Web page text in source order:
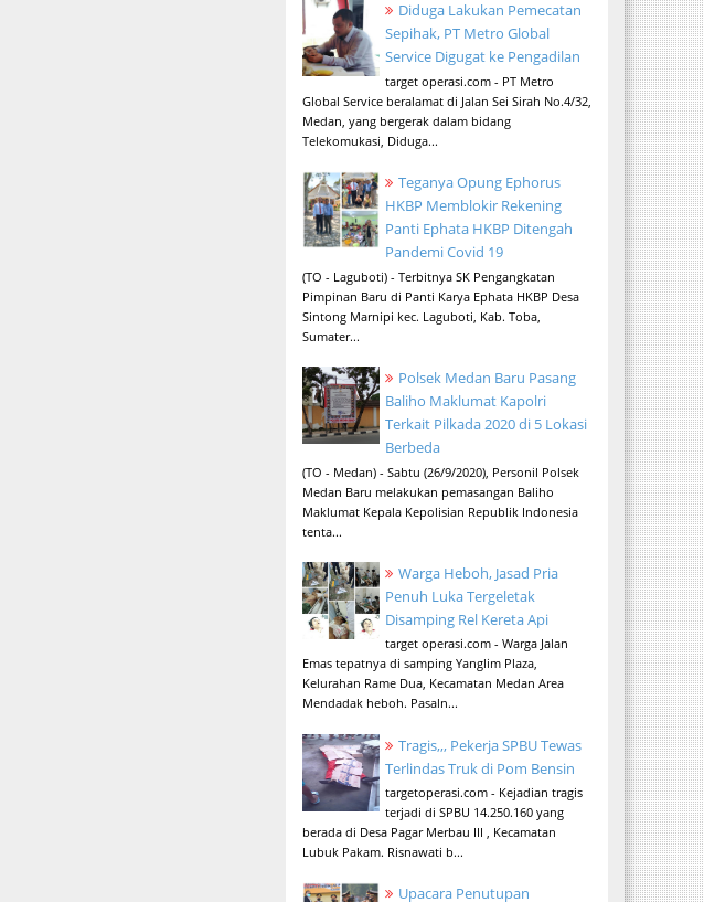
Diduga Lakukan Pemecatan
Sepihak, PT Metro Global
Service Digugat ke Pengadilan
target operasi.com - PT Metro
Global Service beralamat di Jalan Sei Sirah No.4/32,
Medan, yang bergerak dalam bidang
Telekomukasi, Diduga...
Teganya Opung Ephorus
HKBP Memblokir Rekening
Panti Ephata HKBP Ditengah
Pandemi Covid 19
(TO - Laguboti) - Terbitnya SK Pengangkatan
Pimpinan Baru di Panti Karya Ephata HKBP Desa
Sintong Marnipi kec. Laguboti, Kab. Toba,
Sumater...
Polsek Medan Baru Pasang
Baliho Maklumat Kapolri
Terkait Pilkada 2020 di 5 Lokasi
Berbeda
(TO - Medan) - Sabtu (26/9/2020), Personil Polsek
Medan Baru melakukan pemasangan Baliho
Maklumat Kepala Kepolisian Republik Indonesia
tenta...
Warga Heboh, Jasad Pria
Penuh Luka Tergeletak
Disamping Rel Kereta Api
target operasi.com - Warga Jalan
Emas tepatnya di samping Yanglim Plaza,
Kelurahan Rame Dua, Kecamatan Medan Area
Mendadak heboh. Pasaln...
Tragis,,, Pekerja SPBU Tewas
Terlindas Truk di Pom Bensin
targetoperasi.com - Kejadian tragis
terjadi di SPBU 14.250.160 yang
berada di Desa Pagar Merbau III , Kecamatan
Lubuk Pakam. Risnawati b...
Upacara Penutupan